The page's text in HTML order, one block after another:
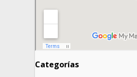
Categorías